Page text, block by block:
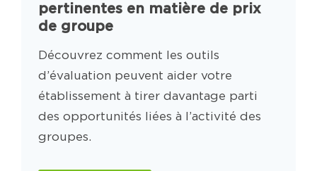
pertinentes en matière de prix
de groupe
Découvrez comment les outils
d’évaluation peuvent aider votre
établissement à tirer davantage parti
des opportunités liées à l’activité des
groupes.